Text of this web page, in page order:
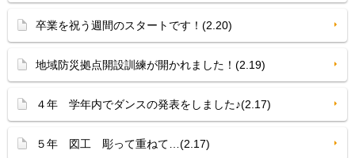
卒業を祝う週間のスタートです！(2.20)
地域防災拠点開設訓練が開かれました！(2.19)
４年 学年内でダンスの発表をしました♪(2.17)
５年 図工 彫って重ねて…(2.17)